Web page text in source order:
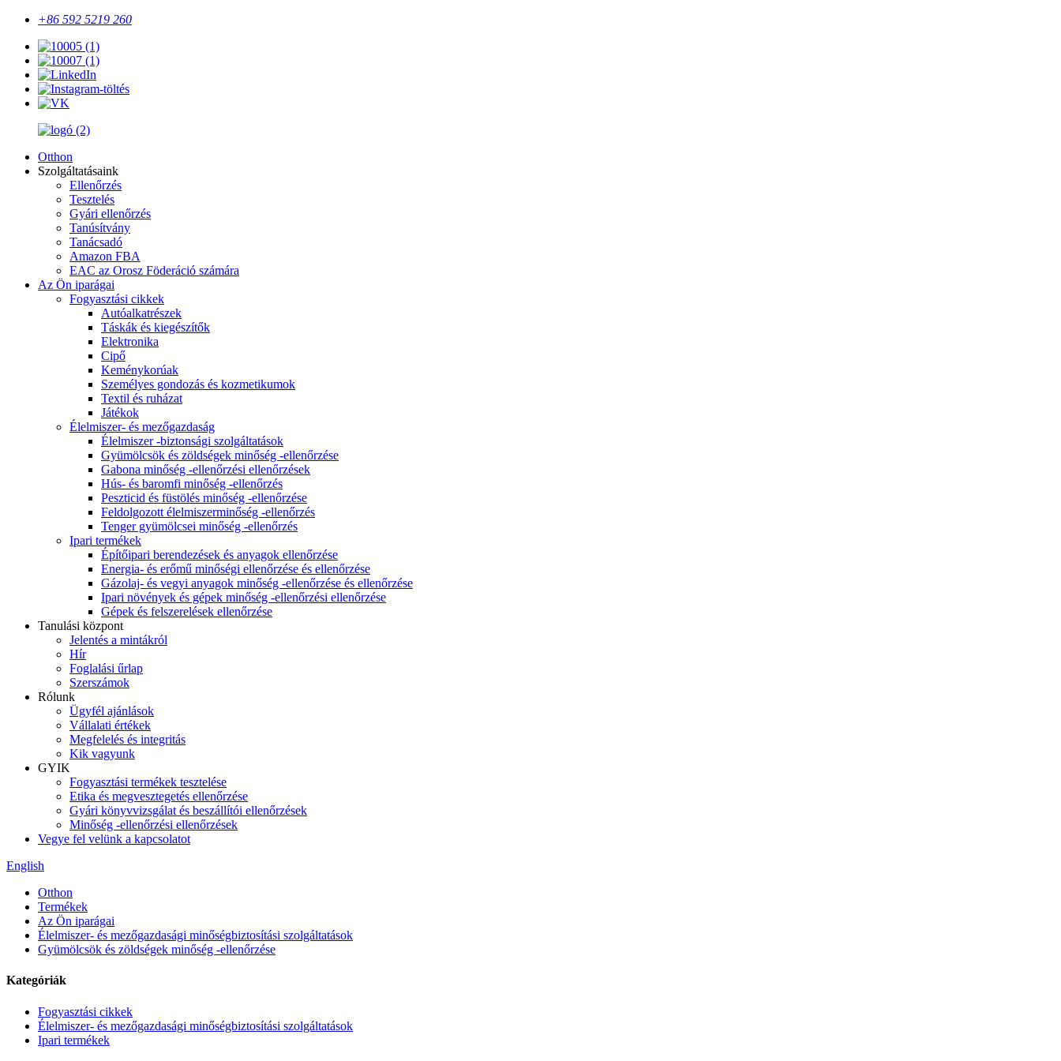
+86 592 5219 260
Otthon
Szolgáltatásaink
Ellenőrzés
Tesztelés
Gyári ellenőrzés
Tanúsítvány
Tanácsadó
Amazon FBA
EAC az Orosz Föderáció számára
Az Ön iparágai
Fogyasztási cikkek
Autóalkatrészek
Táskák és kiegészítők
Elektronika
Cipő
Keménykorúak
Személyes gondozás és kozmetikumok
Textil és ruházat
Játékok
Élelmiszer- és mezőgazdaság
Élelmiszer -biztonsági szolgáltatások
Gyümölcsök és zöldségek minőség -ellenőrzése
Gabona minőség -ellenőrzési ellenőrzések
Hús- és baromfi minőség -ellenőrzés
Peszticid és füstölés minőség -ellenőrzése
Feldolgozott élelmiszerminőség -ellenőrzés
Tenger gyümölcsei minőség -ellenőrzés
Ipari termékek
Építőipari berendezések és anyagok ellenőrzése
Energia- és erőmű minőségi ellenőrzése és ellenőrzése
Gázolaj- és vegyi anyagok minőség -ellenőrzése és ellenőrzése
Ipari növények és gépek minőség -ellenőrzési ellenőrzése
Gépek és felszerelések ellenőrzése
Tanulási központ
Jelentés a mintákról
Hír
Foglalási űrlap
Szerszámok
Rólunk
Ügyfél ajánlások
Vállalati értékek
Megfelelés és integritás
Kik vagyunk
GYIK
Fogyasztási termékek tesztelése
Etika és megvesztegetés ellenőrzése
Gyári könyvvizsgálat és beszállítói ellenőrzések
Minőség -ellenőrzési ellenőrzések
Vegye fel velünk a kapcsolatot
English
Otthon
Termékek
Az Ön iparágai
Élelmiszer- és mezőgazdasági minőségbiztosítási szolgáltatások
Gyümölcsök és zöldségek minőség -ellenőrzése
Kategóriák
Fogyasztási cikkek
Élelmiszer- és mezőgazdasági minőségbiztosítási szolgáltatások
Ipari termékek